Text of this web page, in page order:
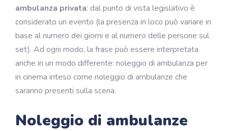
ambulanza privata: dal punto di vista legislativo è
considerato un evento (la presenza in loco può variare in
base al numero dei giorni e al numero delle persone sul
set). Ad ogni modo, la frase può essere interpretata
anche in un modo differente: noleggio di ambulanza per
in cinema inteso come noleggio di ambulanze che
saranno presenti sulla scena.
Noleggio di ambulanze